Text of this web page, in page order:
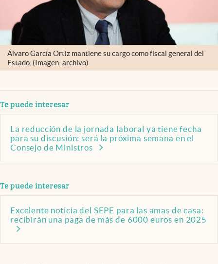
Álvaro García Ortiz mantiene su cargo como fiscal general del
Estado. (Imagen: archivo)
Te puede interesar
La reducción de la jornada laboral ya tiene fecha
para su discusión: será la próxima semana en el
Consejo de Ministros
Te puede interesar
Excelente noticia del SEPE para las amas de casa:
recibirán una paga de más de 6000 euros en 2025